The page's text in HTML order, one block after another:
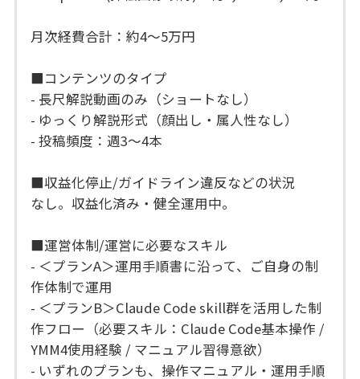
月次経費合計：約4〜5万円
■コンテンツのタイプ
- 長尺解説動画のみ（ショートなし）
- ゆっくり解説形式（顔出し・属人性なし）
- 投稿頻度：週3〜4本
■収益化停止/ガイドライン違反などの状況
なし。収益化済み・健全運用中。
■運営体制/運営に必要なスキル
- ＜プランA＞運用手順書に沿って、ご自身の制
作体制で運用
- ＜プランB＞Claude Code skill群を活用した制
作フロー（必要スキル：Claude Code基本操作 /
YMM4使用経験 / マニュアル習得意欲）
- いずれのプランも、操作マニュアル・運用手順